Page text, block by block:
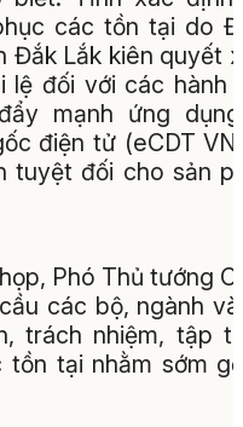
các tồn tại do
Đắk Lắk kiên quyết
lệ đối với các hành
mạnh ứng
điện tử (eCDT
tuyệt đối cho sản
Phó Thủ tướng
các bộ, ngành
trách nhiệm, tập
tại nhằm sớm